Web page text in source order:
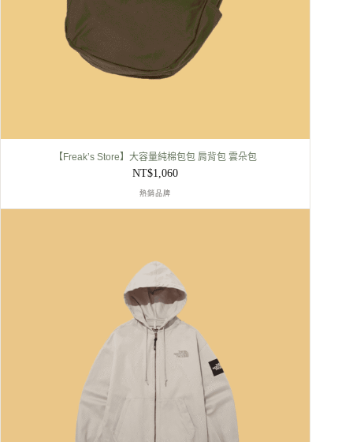
【Freak’s Store】大容量純棉包包 肩背包 雲朵包
NT$1,060
熱銷品牌